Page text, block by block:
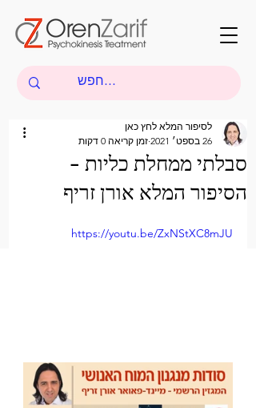
סבלתי ממחלת כליות -
הסיפור המלא אורן זריף
לסיפור המלא לחץ כאן
26 בספט׳ 2021
זמן קריאה 0 דקות
https://youtu.be/ZxNStXC8mJU